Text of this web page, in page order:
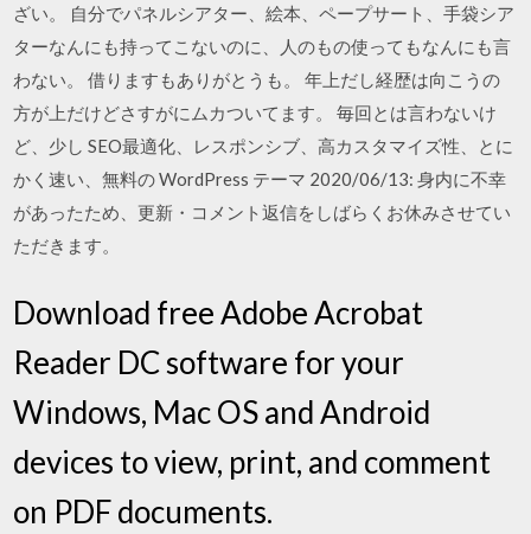
ざい。 自分でパネルシアター、絵本、ペープサート、手袋シア
ターなんにも持ってこないのに、人のもの使ってもなんにも言
わない。 借りますもありがとうも。 年上だし経歴は向こうの
方が上だけどさすがにムカついてます。 毎回とは言わないけ
ど、少し SEO最適化、レスポンシブ、高カスタマイズ性、とに
かく速い、無料の WordPress テーマ 2020/06/13: 身内に不幸
があったため、更新・コメント返信をしばらくお休みさせてい
ただきます。
Download free Adobe Acrobat
Reader DC software for your
Windows, Mac OS and Android
devices to view, print, and comment
on PDF documents.